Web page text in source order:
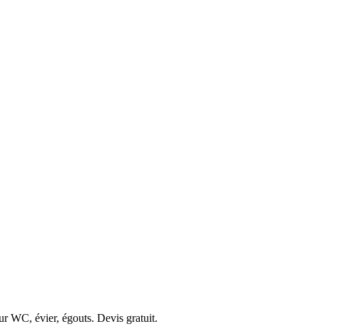
WC, évier, égouts. Devis gratuit.